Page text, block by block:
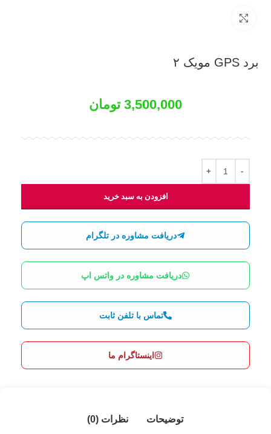
برد GPS مویک ۲
3,500,000 تومان
افزودن به سبد خرید
دریافت مشاوره در تلگرام
دریافت مشاوره در واتس اپ
تماس با تلفن ثابت
اینستاگرام ما
توضیحات نظرات (0)